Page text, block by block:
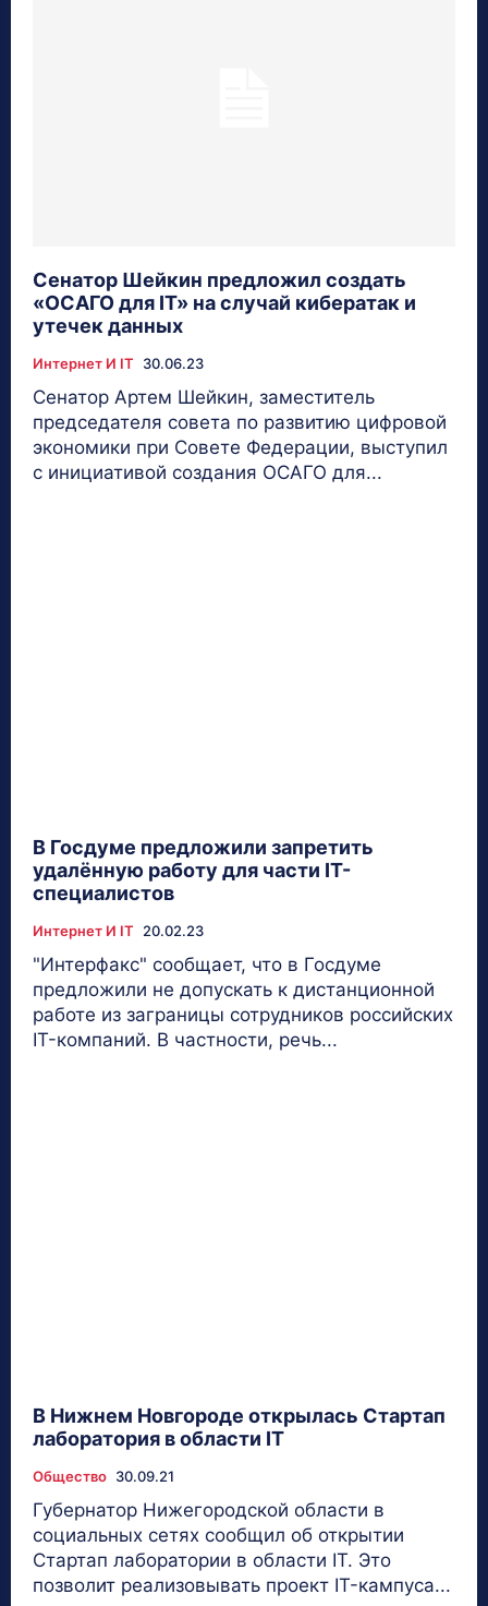
Сенатор Шейкин предложил создать
«ОСАГО для IT» на случай кибератак и
утечек данных
Интернет И IT 30.06.23
Сенатор Артем Шейкин, заместитель
председателя совета по развитию цифровой
экономики при Совете Федерации, выступил
с инициативой создания ОСАГО для...
В Госдуме предложили запретить
удалённую работу для части IT-
специалистов
Интернет И IT 20.02.23
"Интерфакс" сообщает, что в Госдуме
предложили не допускать к дистанционной
работе из заграницы сотрудников российских
IT-компаний. В частности, речь...
В Нижнем Новгороде открылась Стартап
лаборатория в области IT
Общество 30.09.21
Губернатор Нижегородской области в
социальных сетях сообщил об открытии
Стартап лаборатории в области IT. Это
позволит реализовывать проект IT-кампуса...